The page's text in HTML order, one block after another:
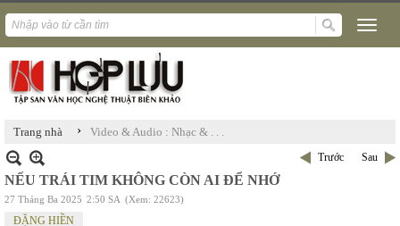
Trang nhà › Video & Audio : Nhạc & . . .
Trước Sau
NẾU TRÁI TIM KHÔNG CÒN AI ĐỂ NHỚ
27 Tháng Ba 2025 2:50 SA (Xem: 22623)
ĐẶNG HIỀN